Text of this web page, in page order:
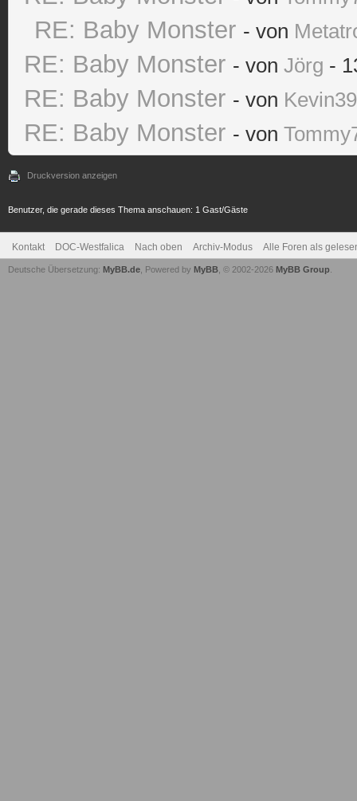
RE: Baby Monster - von
RE: Baby Monster - von Jörg -
RE: Baby Monster - von
RE: Baby Monster - von
Druckversion anzeigen
Benutzer, die gerade dieses Thema anschauen: 1 Gast/Gäste
Kontakt DOC-Westfalica Nach oben Archiv-Modus Alle Foren als
Deutsche Übersetzung: MyBB.de , Powered by MyBB , © 2002-2026 MyBB Group